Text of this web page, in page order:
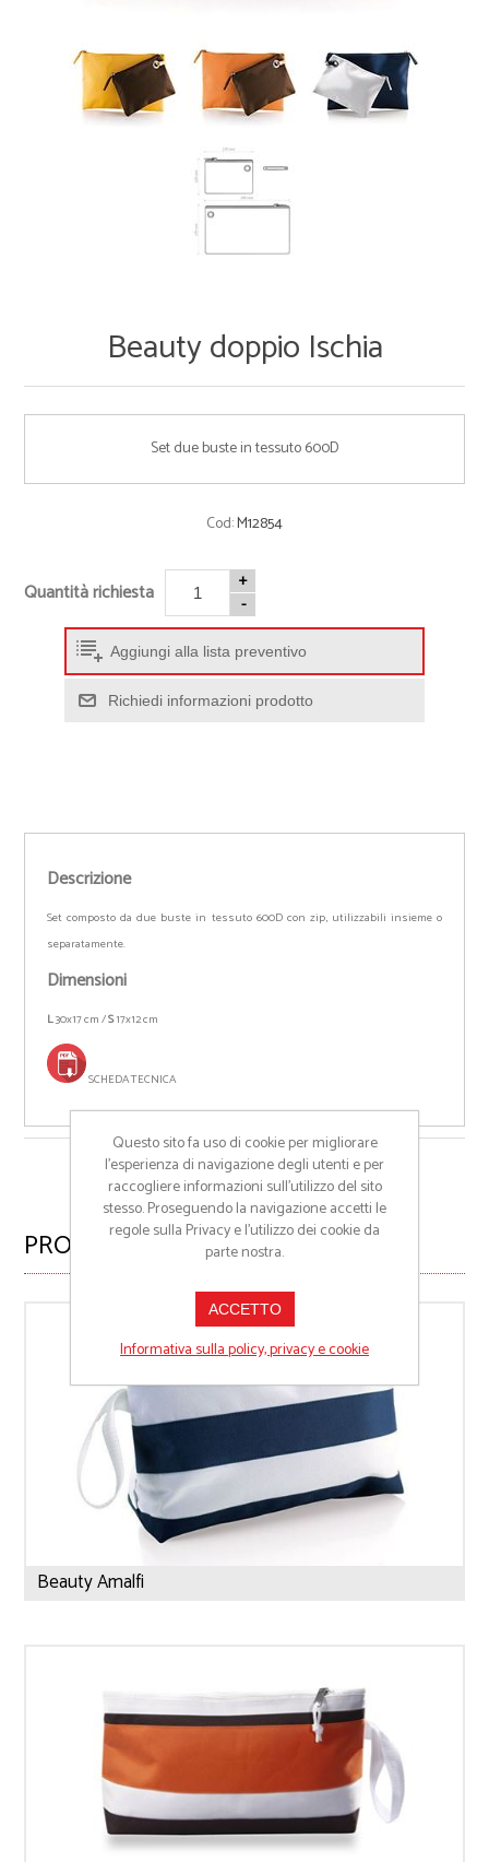
Beauty doppio Ischia
Set due buste in tessuto 600D
Cod:M12854
Quantità richiesta
+
-
Aggiungi alla lista preventivo
Richiedi informazioni prodotto
Descrizione
Set composto da due buste in tessuto 600D con zip, utilizzabili insieme o
separatamente.
Dimensioni
L30x17 cm /S17x12 cm
SCHEDA TECNICA
PRODOTTI CORRELATI
Beauty Amalfi
Questo sito fa uso di cookie per migliorare
l’esperienza di navigazione degli utenti e per
raccogliere informazioni sull’utilizzo del sito
stesso. Proseguendo la navigazione accetti le
regole sulla Privacy e l'utilizzo dei cookie da
parte nostra.
ACCETTO
Informativa sulla policy, privacy e cookie